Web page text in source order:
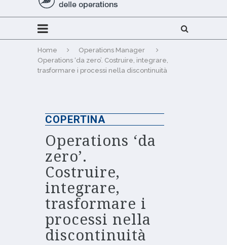
Home
Operations Manager
Operations ‘da zero’. Costruire, integrare,
trasformare i processi nella discontinuità
COPERTINA
Operations ‘da
zero’.
Costruire,
integrare,
trasformare i
processi nella
discontinuità